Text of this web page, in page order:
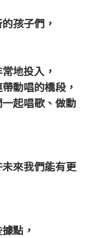
孩子們，
地投入，
動唱的橋段，
起唱歌、做動
來我們能有更
點，